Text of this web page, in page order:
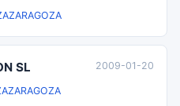
ZARAGOZA
SL
ZARAGOZA
2009-01-20